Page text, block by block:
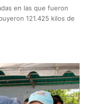
en las que fueron
121.425 kilos de